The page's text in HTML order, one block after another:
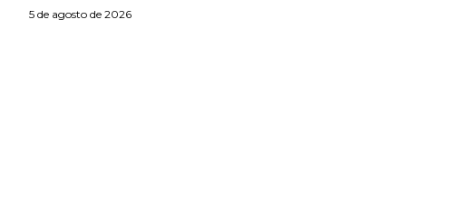
5 de agosto de 2026